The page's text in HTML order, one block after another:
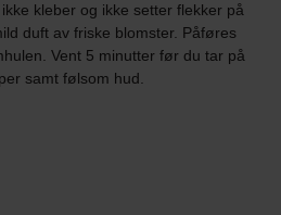
kleber og ikke setter flekker på
duft av friske blomster. Påføres
Vent 5 minutter før du tar på
samt følsom hud.